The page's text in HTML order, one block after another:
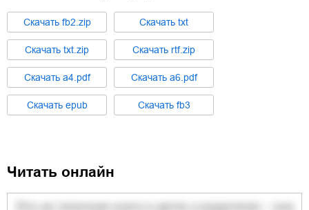
Cкачать fb2.zip Cкачать txt
Cкачать txt.zip Cкачать rtf.zip
Cкачать a4.pdf Cкачать a6.pdf
Cкачать epub Cкачать fb3
Читать онлайн